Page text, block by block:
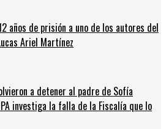
años de prisión a uno de los autores del
Ariel Martínez
a detener al padre de Sofía
investiga la falla de la Fiscalía que lo